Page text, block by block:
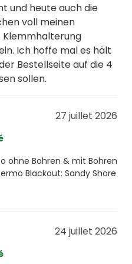
und heute auch die
voll meinen
Klemmhalterung
Ich hoffe mal es hält
Bestellseite auf die 4
sollen.
27 juillet 2026
ohne Bohren & mit Bohren
Blackout: Sandy Shore
24 juillet 2026